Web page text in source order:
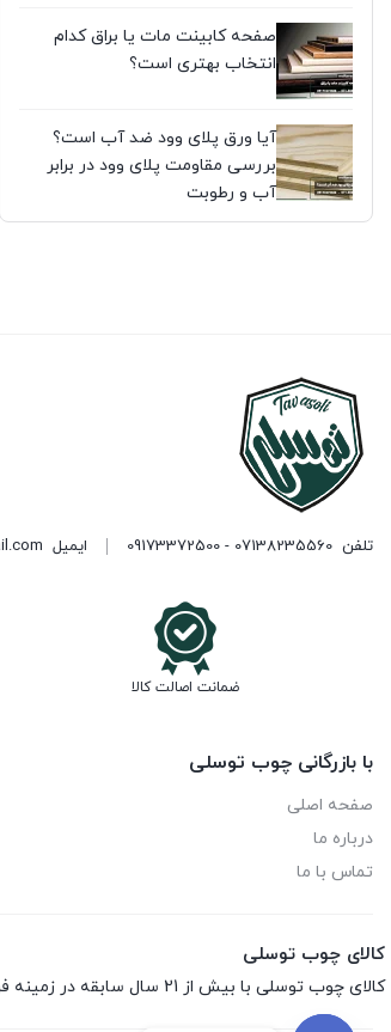
صفحه کابینت مات یا براق کدام
انتخاب بهتری است؟
آیا ورق پلای وود ضد آب است؟
بررسی مقاومت پلای وود در برابر
آب و رطوبت
تلفن 07138235560 - 09173372500 ایمیل
ضمانت اصالت کالا
با بازرگانی چوب توسلی
صفحه اصلی
درباره ما
تماس با ما
کالای چوب توسلی
کالای چوب توسلی با بیش از 21 سال سابقه در زمینه فروش فرآوره های چوبی اعم از ام‌دی‌اف، هایگلاس، نئوپان، صفحه کابینت، ورق فومیزه و پلای‌وود می باشد.